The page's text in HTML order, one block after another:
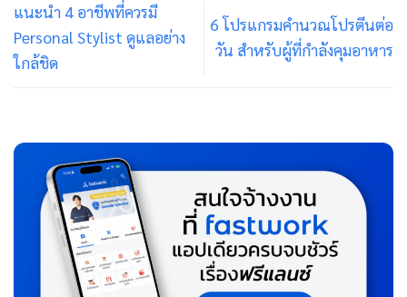
แนะนำ 4 อาชีพที่ควรมี
Personal Stylist ดูแลอย่าง
ใกล้ชิด
6 โปรแกรมคำนวณโปรตีนต่อ
วัน สำหรับผู้ที่กำลังคุมอาหาร